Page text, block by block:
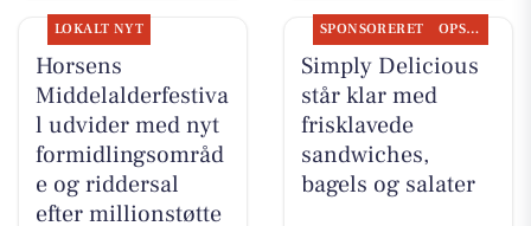
LOKALT NYT
Horsens
Middelalderfestiva
l udvider med nyt
formidlingsområd
e og riddersal
efter millionstøtte
SPONSORERET OPSLAGSTAVLEN
Simply Delicious
står klar med
frisklavede
sandwiches,
bagels og salater